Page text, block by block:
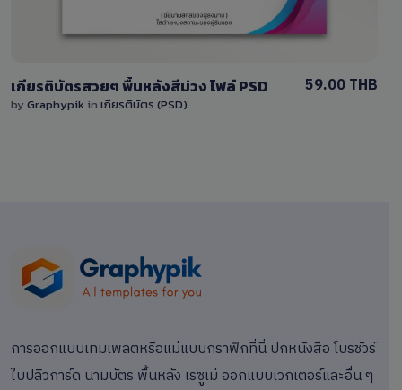
เกียรติบัตรสวยๆ พื้นหลังสีม่วง ไฟล์ PSD
by Graphypik in เกียรติบัตร (PSD)
59.00 THB
การออกแบบเทมเพลตหรือแม่แบบกราฟิกที่นี่ ปกหนังสือ โบรชัวร์
ใบปลิวการ์ด นามบัตร พื้นหลัง เรซูเม่ ออกแบบเวกเตอร์และอื่น ๆ